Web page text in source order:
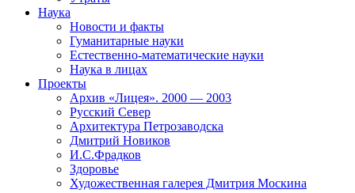
Наука
Новости и факты
Гуманитарные науки
Естественно-математические науки
Наука в лицах
Проекты
Архив «Лицея». 2000 — 2003
Русский Север
Архитектура Петрозаводска
Дмитрий Новиков
И.С.Фрадков
Здоровье
Художественная галерея Дмитрия Москина